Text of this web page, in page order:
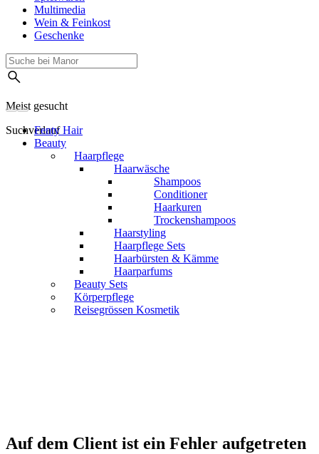
Multimedia
Wein & Feinkost
Geschenke
Meist gesucht
SuchverlaufFenty Hair
Beauty
Haarpflege
Haarwäsche
Shampoos
Conditioner
Haarkuren
Trockenshampoos
Haarstyling
Haarpflege Sets
Haarbürsten & Kämme
Haarparfums
Beauty Sets
Körperpflege
Reisegrössen Kosmetik
Auf dem Client ist ein Fehler aufgetreten